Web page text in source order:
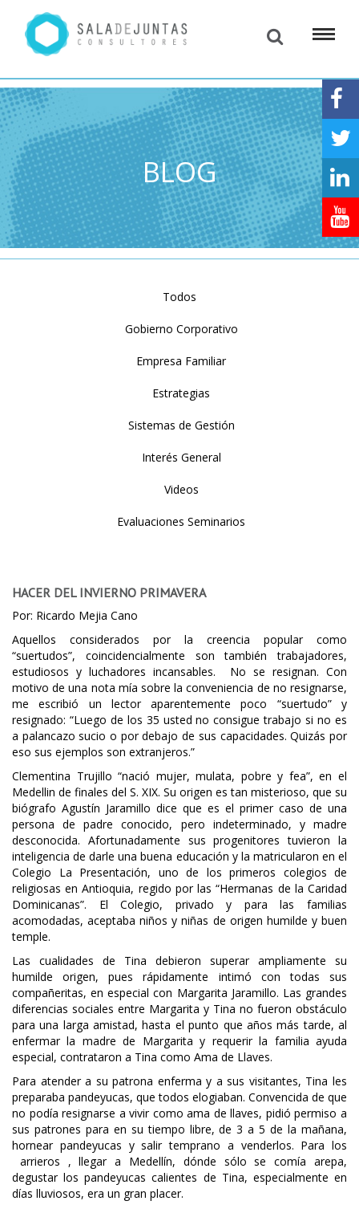
BLOG
Todos
Gobierno Corporativo
Empresa Familiar
Estrategias
Sistemas de Gestión
Interés General
Videos
Evaluaciones Seminarios
HACER DEL INVIERNO PRIMAVERA
Por: Ricardo Mejia Cano
Aquellos considerados por la creencia popular como
“suertudos”, coincidencialmente son también trabajadores,
estudiosos y luchadores incansables. No se resignan. Con
motivo de una nota mía sobre la conveniencia de no resignarse,
me escribió un lector aparentemente poco “suertudo” y
resignado: “Luego de los 35 usted no consigue trabajo si no es
a palancazo sucio o por debajo de sus capacidades. Quizás por
eso sus ejemplos son extranjeros.”
Clementina Trujillo “nació mujer, mulata, pobre y fea”, en el
Medellin de finales del S. XIX. Su origen es tan misterioso, que su
biógrafo Agustín Jaramillo dice que es el primer caso de una
persona de padre conocido, pero indeterminado, y madre
desconocida. Afortunadamente sus progenitores tuvieron la
inteligencia de darle una buena educación y la matricularon en el
Colegio La Presentación, uno de los primeros colegios de
religiosas en Antioquia, regido por las “Hermanas de la Caridad
Dominicanas”. El Colegio, privado y para las familias
acomodadas, aceptaba niños y niñas de origen humilde y buen
temple.
Las cualidades de Tina debieron superar ampliamente su
humilde origen, pues rápidamente intimó con todas sus
compañeritas, en especial con Margarita Jaramillo. Las grandes
diferencias sociales entre Margarita y Tina no fueron obstáculo
para una larga amistad, hasta el punto que años más tarde, al
enfermar la madre de Margarita y requerir la familia ayuda
especial, contrataron a Tina como Ama de Llaves.
Para atender a su patrona enferma y a sus visitantes, Tina les
preparaba pandeyucas, que todos elogiaban. Convencida de que
no podía resignarse a vivir como ama de llaves, pidió permiso a
sus patrones para en su tiempo libre, de 3 a 5 de la mañana,
hornear pandeyucas y salir temprano a venderlos. Para los
arrieros , llegar a Medellín, dónde sólo se comía arepa,
degustar los pandeyucas calientes de Tina, especialmente en
días lluviosos, era un gran placer.